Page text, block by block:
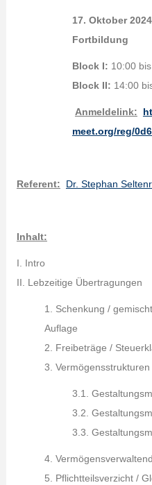
17. Oktober
Fortbildung
Block I: 10:00
Block II: 14:00
Anmeldelink:
meet.org/reg/
Referent: Dr. Stephan
Inhalt:
I. Intro
II. Lebzeitige Übertragungen
1. Schenkung /
Auflage
2. Freibeträge /
3. Vermögensstrukturen
3.1.
3.2.
3.3.
4.
5. Pflichtteilsverzicht /